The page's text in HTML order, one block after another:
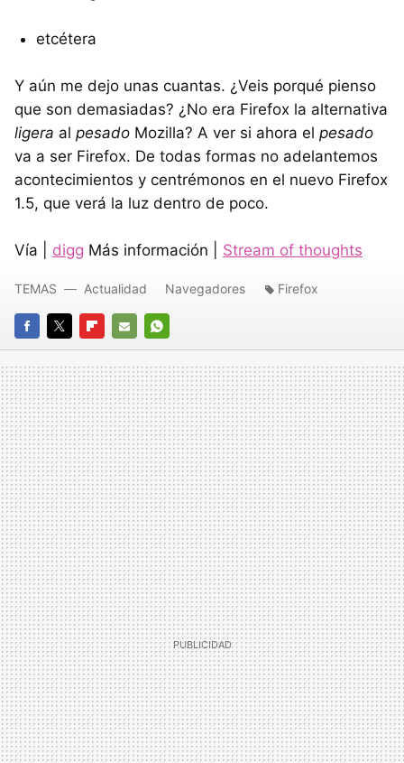
etcétera
Y aún me dejo unas cuantas. ¿Veis porqué pienso
que son demasiadas? ¿No era Firefox la alternativa
ligera al pesado Mozilla? A ver si ahora el pesado
va a ser Firefox. De todas formas no adelantemos
acontecimientos y centrémonos en el nuevo Firefox
1.5, que verá la luz dentro de poco.
Vía | digg Más información | Stream of thoughts
FACEBOOK
TWITTERFLIPBOARD
E-
MAIL
WHATSAPP
TEMAS Actualidad Navegadores Firefox